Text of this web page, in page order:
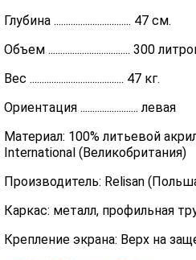
Глубина ................................ 47 см.
Объем .................................. 300
Вес ....................................... 47 кг.
Ориентация ........................ левая
Материал: 100% литьевой
International (Великобритания)
Производитель: Relisan
Каркас: металл, профильная
Крепление экрана: Верх на